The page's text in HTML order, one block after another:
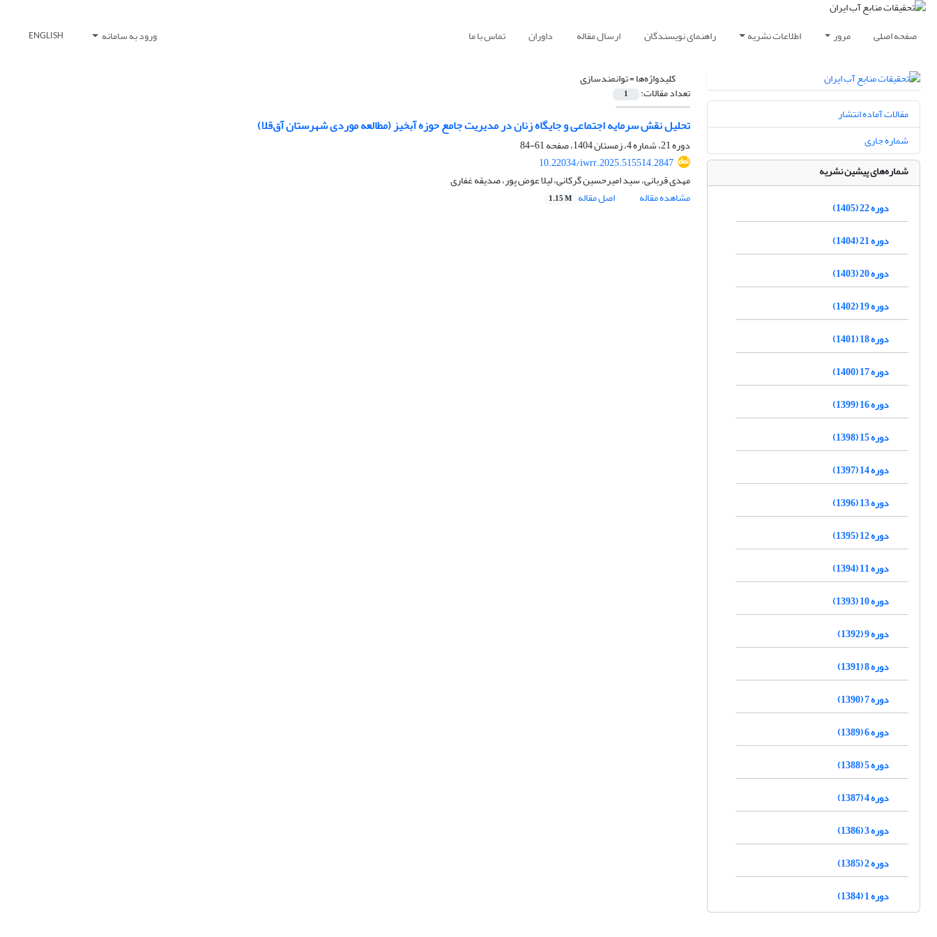
صفحه اصلی مرور اطلاعات نشریه راهنمای نویسندگان ارسال مقاله داوران تماس با ما ورود به سامانه ENGLISH
کلیدواژه‌ها =توانمندسازی
تعداد مقالات: 1
تحلیل نقش سرمایه اجتماعی و جایگاه زنان در مدیریت جامع حوزه آبخیز (مطالعه موردی شهرستان آق‌قلا)
دوره 21، شماره 4، زمستان 1404، صفحه
61-84
10.22034/iwrr.2025.515514.2847
مهدی قربانی، سید امیرحسین گرکانی، لیلا عوض پور، صدیقه غفاری
مشاهده مقاله
اصل مقاله 1.15 M
مقالات آماده انتشار
شماره جاری
شماره‌های پیشین نشریه
دوره 22 (1405)
دوره 21 (1404)
دوره 20 (1403)
دوره 19 (1402)
دوره 18 (1401)
دوره 17 (1400)
دوره 16 (1399)
دوره 15 (1398)
دوره 14 (1397)
دوره 13 (1396)
دوره 12 (1395)
دوره 11 (1394)
دوره 10 (1393)
دوره 9 (1392)
دوره 8 (1391)
دوره 7 (1390)
دوره 6 (1389)
دوره 5 (1388)
دوره 4 (1387)
دوره 3 (1386)
دوره 2 (1385)
دوره 1 (1384)